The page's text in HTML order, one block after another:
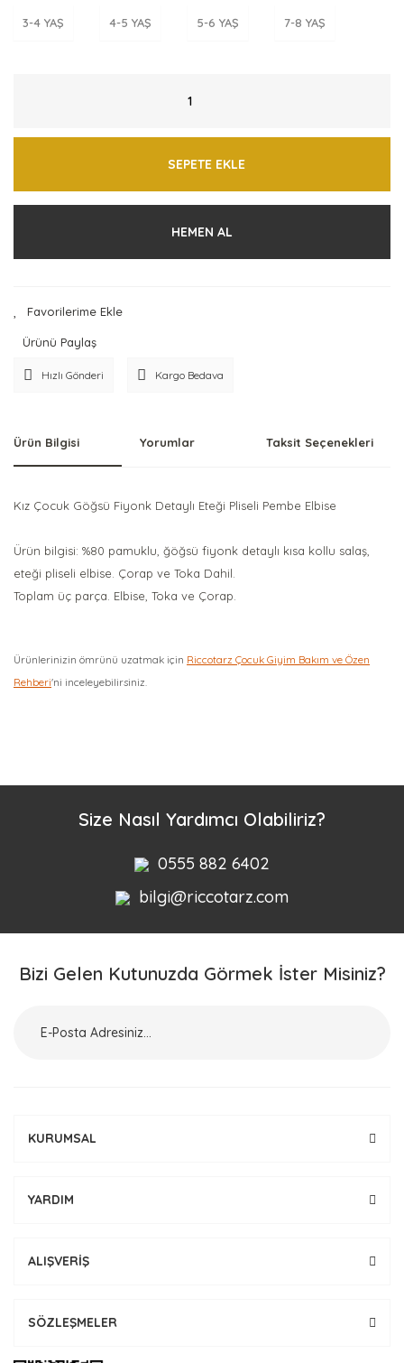
3-4 YAŞ 4-5 YAŞ 5-6 YAŞ 7-8 YAŞ
SEPETE EKLE
HEMEN AL
Ürünü Paylaş
Hızlı Gönderi Kargo Bedava
Ürün Bilgisi Yorumlar Taksit Seçenekleri
Kız Çocuk Göğsü Fiyonk Detaylı Eteği Pliseli Pembe Elbise
Ürün bilgisi: %80 pamuklu, ğöğsü fiyonk detaylı kısa kollu salaş,
eteği pliseli elbise. Çorap ve Toka Dahil.
Toplam üç parça. Elbise, Toka ve Çorap.
Ürünlerinizin ömrünü uzatmak için Riccotarz Çocuk Giyim Bakım ve Özen
Rehberi'ni inceleyebilirsiniz.
Size Nasıl Yardımcı Olabiliriz?
0555 882 6402
bilgi@riccotarz.com
Bizi Gelen Kutunuzda Görmek İster Misiniz?
KURUMSAL
YARDIM
ALIŞVERİŞ
SÖZLEŞMELER